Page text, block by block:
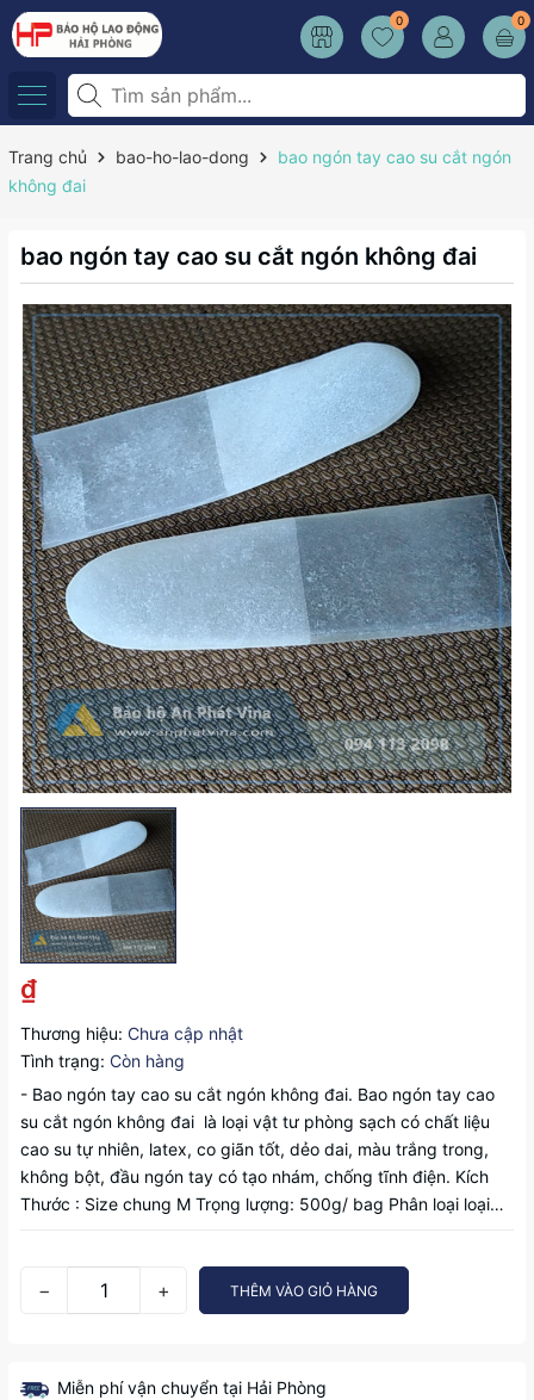
0 0
Trang chủ bao-ho-lao-dong
bao ngón tay cao su cắt ngón
không đai
bao ngón tay cao su cắt ngón không đai
₫
Thương hiệu: Chưa cập nhật
Tình trạng: Còn hàng
- Bao ngón tay cao su cắt ngón không đai. Bao ngón tay cao
su cắt ngón không đai là loại vật tư phòng sạch có chất liệu
cao su tự nhiên, latex, co giãn tốt, dẻo dai, màu trắng trong,
không bột, đầu ngón tay có tạo nhám, chống tĩnh điện. Kích
Thước : Size chung M Trọng lượng: 500g/ bag Phân loại loại…
− + THÊM VÀO GIỎ HÀNG
Miễn phí vận chuyển tại Hải Phòng